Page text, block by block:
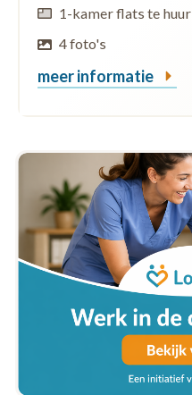
1-kamer flats te huur
4 foto's
meer informatie